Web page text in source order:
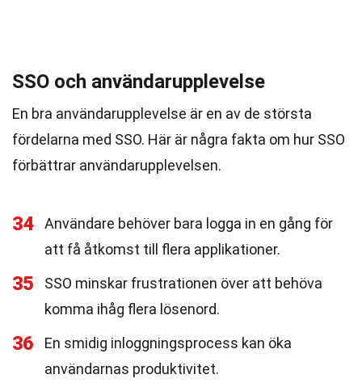
SSO och användarupplevelse
En bra användarupplevelse är en av de största
fördelarna med SSO. Här är några fakta om hur SSO
förbättrar användarupplevelsen.
34
Användare behöver bara logga in en gång för
att få åtkomst till flera applikationer.
35
SSO minskar frustrationen över att behöva
komma ihåg flera lösenord.
36
En smidig inloggningsprocess kan öka
användarnas produktivitet.